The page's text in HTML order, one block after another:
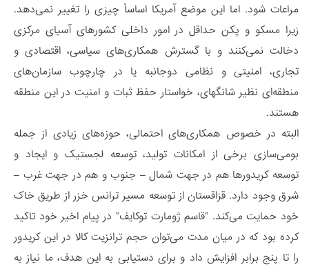
مراعات شود. اما این موضع آمریکا اساساً چیزی را تغییر نمی‌دهد.
زیرا مسکو و پکن حداقل در امور داخلی کشورهای آسیای مرکزی
دخالت نمی‌کنند و با گسترش همکاری‌های سیاسی، اقتصادی و
تجاری، امنیتی و نظامی دوجانبه یا در چارچوب سازمان‌های
منطقه‌ای نظیر شانگهای، خواستار حفظ ثبات و امنیت در این منطقه
هستند.
البته در خصوص همکاری‌های احتمالی، حوزه‌های زیادی از جمله
بومی‌سازی برخی از امکانات تولید، توسعه لجستیک و ایجاد و
توسعه کریدورها هم در جهت شمال – جنوب و هم در جهت غرب –
شرق وجود دارد. قزاقستان از توسعه مسیر ترانس خزر از طریق خاک
خود حمایت می‌کند. "قاسم ژومارت توکایف" در پیام اخیر خود تاکید
کرده بود که در میان مدت می‌توان حجم ترانزیت کالا در این کریدور
را تا پنج برابر افزایش داد و برای دستیابی به این هدف، ما نیاز به